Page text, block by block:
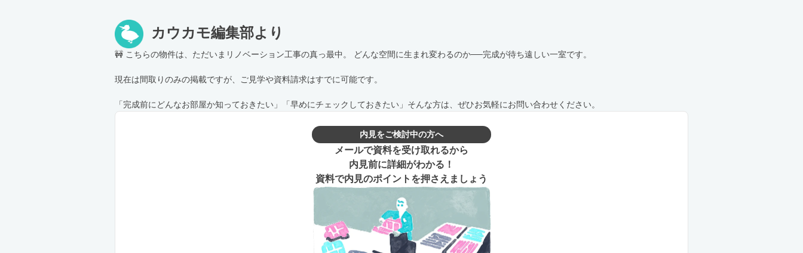
カウカモ編集部より
🚧 こちらの物件は、ただいまリノベーション工事の真っ最中。 どんな空間に生まれ変わるのか──完成が待ち遠しい一室です。
現在は間取りのみの掲載ですが、ご見学や資料請求はすでに可能です。
「完成前にどんなお部屋か知っておきたい」「早めにチェックしておきたい」そんな方は、ぜひお気軽にお問い合わせください。
内見をご検討中の方へ
メールで資料を受け取れるから
内見前に詳細がわかる！
資料で内見のポイントを押さえましょう